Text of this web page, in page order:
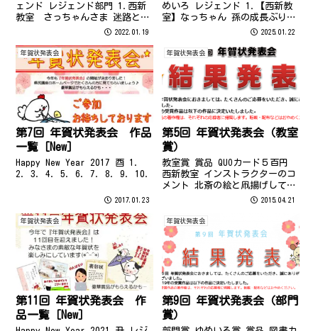
ェンド レジェンド部門 1.西新
教室 さっちゃんさま 迷路とお
みくじを作るのが細かな作業で
室 さっちゃんさま アマビエに
祈りを込め、おめでたいモチー
フを集めて、囲...
2022.01.19
めいろ レジェンド 1.【西新教
室】なっちゃん 孫の成長ぶりを
残したくてアルバム写真を選び
イスで何とか短時間でかわいい
デザインが仕上がりました。
【画像加工、トリミング、テキ
ストボッ...
2025.01.22
年賀状発表会
第7回 年賀状発表会 作品
一覧［New］
Happy New Year 2017 酉 1.
2. 3. 4. 5. 6. 7. 8. 9. 10.
2017.01.23
年賀状発表会
第5回 年賀状発表会（教室
賞）
教室賞 賞品 QUOカード５百円
西新教室 インストラクターのコ
メント 北斎の絵と凧揚げしてい
る図が絶妙に調和していておも
ドの機能を駆使して、POP作成で
腕に磨きをかけていらっしゃい
ます(^^) 秀ちゃん さま...
2015.04.21
年賀状発表会
第11回 年賀状発表会 作
品一覧［New］
年賀状発表会
第9回 年賀状発表会（部門
賞）